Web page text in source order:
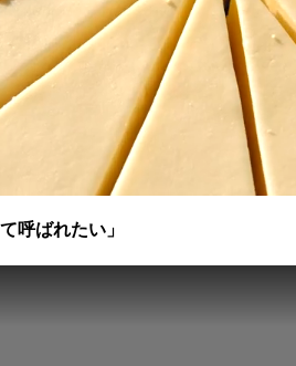
呼ばれたい」